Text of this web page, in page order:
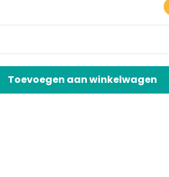
Toevoegen aan winkelwagen